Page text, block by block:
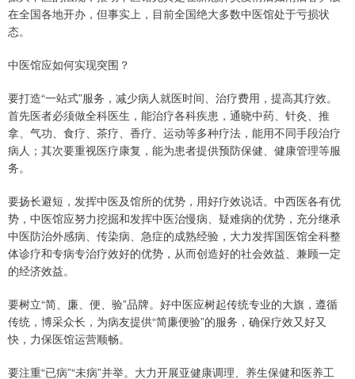
在全国各地开办，但事实上，目前全国绝大多数中医馆处于亏损状
态。
中医馆应如何实现突围？
要打造“一站式”服务，减少病人就医时间、治疗费用，提高其疗效。
首先医者必须做全科医生，能治疗各科疾患，通晓中药、针灸、推
拿、气功、食疗、茶疗、香疗、运动等多种疗法，能用不同手段治疗
病人；其次要重视医疗康复，能为患者提供预防保健、健康管理等服
务。
要扬长避短，发挥中医及馆所的优势，用好疗效说话。中西医各有优
势，中医馆应努力挖掘和发挥中医治慢病、疑难病的优势，充分继承
中医防治外感病、传染病、急症的成熟经验，大力发挥国医馆全科整
体诊疗和专病专治疗效好的优势，从而创造好的社会效益、兼顾一定
的经济效益。
要树立“简、廉、便、验”品牌。好中医应树起传统专业的大旗，遵循
传统，博采众长，为病友提供“简廉便验”的服务，确保疗效又好又
快，力保医馆运营顺畅。
要注重“已病”“未病”并举。大力开展亚健康调理、养生保健和医养工